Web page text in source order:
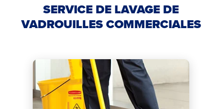
SERVICE DE LAVAGE DE
VADROUILLES COMMERCIALES